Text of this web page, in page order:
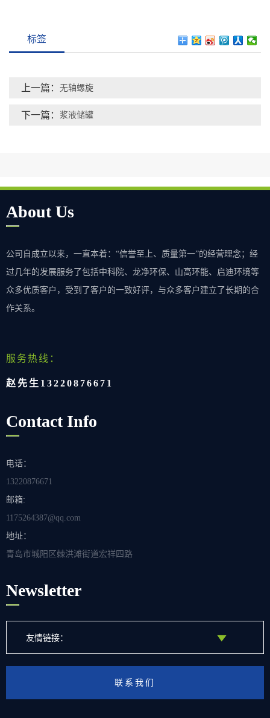
标签
上一篇： 无轴螺旋
下一篇： 浆液储罐
About Us
公司自成立以来，一直本着：“信誉至上、质量第一”的经营理念；经
过几年的发展服务了包括中科院、龙净环保、山高环能、启迪环境等
众多优质客户，受到了客户的一致好评，与众多客户建立了长期的合
作关系。
服务热线：
赵先生13220876671
Contact Info
电话：
13220876671
邮箱:
1175264387@qq.com
地址：
青岛市城阳区棘洪滩街道宏祥四路
Newsletter
友情链接：
联系我们